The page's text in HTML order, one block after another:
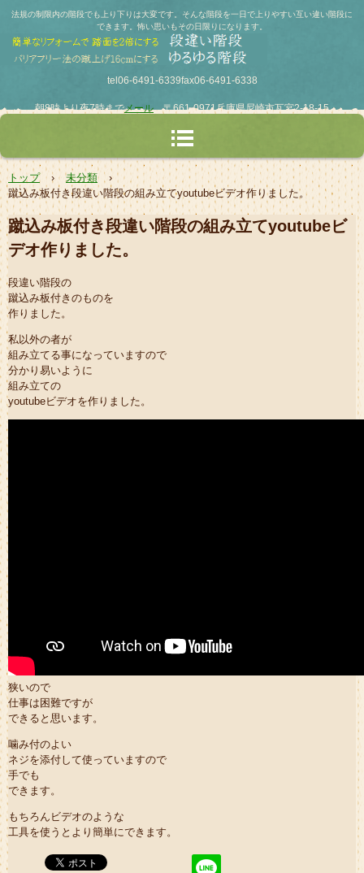
法規の制限内の階段でも上り下りは大変です。そんな階段を一日で上りやすい互い違い階段に
できます。怖い思いもその日限りになります。
tel06-6491-6339fax06-6491-6338
朝8時より夜7時までメール〒661-0971兵庫県尼崎市瓦宮2-18-15
トップ › 未分類
›
蹴込み板付き段違い階段の組み立てyoutubeビデオ作りました。
蹴込み板付き段違い階段の組み立てyoutubeビ
デオ作りました。
段違い階段の
蹴込み板付きのものを
作りました。
私以外の者が
組み立てる事になっていますので
分かり易いように
組み立ての
youtubeビデオを作りました。
狭いので
仕事は困難ですが
できると思います。
噛み付のよい
ネジを添付して使っていますので
手でも
できます。
もちろんビデオのような
工具を使うとより簡単にできます。